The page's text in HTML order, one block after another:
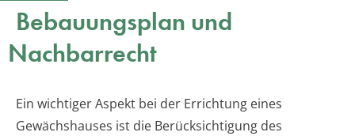
Bebauungsplan und
Nachbarrecht
Ein wichtiger Aspekt bei der Errichtung eines
Gewächshauses ist die Berücksichtigung des